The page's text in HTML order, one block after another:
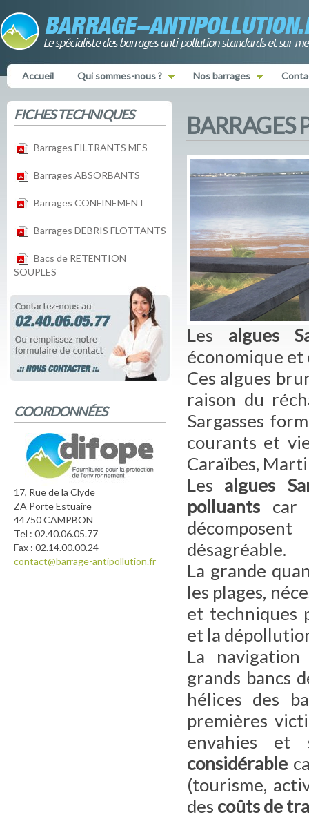
Accueil Qui sommes-nous ? Nos barrages
FICHES TECHNIQUES
Barrages FILTRANTS MES
Barrages ABSORBANTS
Barrages CONFINEMENT
Barrages DEBRIS FLOTTANTS
Bacs de RETENTION
SOUPLES
COORDONNÉES
17, Rue de la Clyde
ZA Porte Estuaire
44750 CAMPBON
Tel : 02.40.06.05.77
Fax : 02.14.00.00.24
contact@barrage-antipollution.fr
BARRAGES
Les algues
économique et
Ces algues
raison du
Sargasses
courants et
Caraïbes,
Les algues
polluants car
désagréable.
La grande
les plages,
et techniques
et la
La
grands bancs
hélices des
premières
envahies et
considérable
(tourisme,
des coûts de